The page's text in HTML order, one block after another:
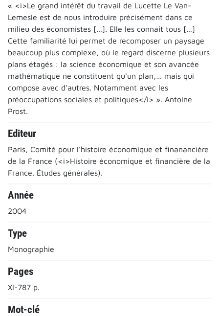
« <i>Le grand intérêt du travail de Lucette Le Van-
Lemesle est de nous introduire précisément dans ce
milieu des économistes […]. Elle les connaît tous […]
Cette familiarité lui permet de recomposer un paysage
beaucoup plus complexe, où le regard discerne plusieurs
plans étagés : la science économique et son avancée
mathématique ne constituent qu'un plan,… mais qui
compose avec d'autres. Notamment avec les
préoccupations sociales et politiques</i> ». Antoine
Prost.
Editeur
Paris, Comité pour l'histoire économique et finanancière
de la France (<i>Histoire économique et financière de la
France. Études générales).
Année
2004
Type
Monographie
Pages
XI-787 p.
Mot-clé